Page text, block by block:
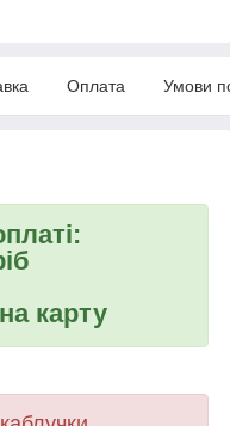
Оплата Умови
карту